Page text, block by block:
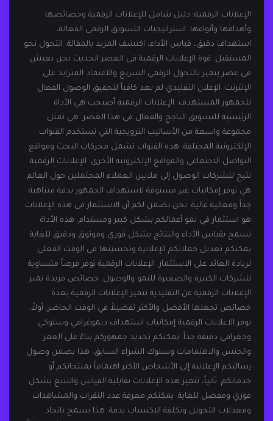
الإعلانات الرقمية: دليل شامل للإعلانات الرقمية وخصائصها
وأهدافها وأنواعها. استراتيجيات التسويق الرقمي الفعالة،
استهداف دقيق، قياس الأداء، اكتشف المزيد بالمقالة. التحول نحو
المستقبل: قوة الإعلانات الرقمية في العصر الحديث نحن نعيش
في عصر يتميز بالتحول الرقمي السريع والاعتماد المتزايد على
الإنترنت. الإعلان التقليدي لم يعد كافياً لتحقيق الوصول الفعال
للجمهور المستهدف. الإعلانات الرقمية أصبحت هي الأداة
الرئيسية للتسويق الناجح والفعال في هذا العصر. هي تمثل
مجموعة واسعة من الأساليب الترويجية التي تستخدم القنوات
الإلكترونية المختلفة. هذه القنوات تشمل محركات البحث ومواقع
التواصل الاجتماعي والمواقع الإلكترونية الأخرى. الإعلانات الرقمية
تتيح للشركات الوصول إلى ملايين العملاء المحتملين حول العالم.
هي توفر إمكانيات غير مسبوقة لاستهداف الجمهور بدقة متناهية
جداً وفعالية عالية. نحن نضمن لكم أن الاستثمار في هذه الإعلانات
هو استثمار في نمو أعمالكم بشكل كبير ومستدام. هذه الأداة
تسمح بقياس الأداء والنتائج بشكل فوري وموثوق ودقيق للغاية.
يمكنكم تعديل حملاتكم الإعلانية وتحسينها في الوقت الفعلي
لزيادة العائد على الاستثمار. الإعلانات الرقمية توفر فرصاً متساوية
للشركات الكبيرة والصغيرة للنمو والوصول. خصائص فريدة تميز
الإعلانات الرقمية عن التقليدية تتميز الإعلانات الرقمية بعدة
خصائص تجعلها الأفضل والأكثر تفضيلاً في الوقت الحاضر. أولاً،
توفر الاعلانات الرقمية إمكانيات استهداف ديموغرافي وسلوكي
وجغرافي دقيقة جداً. يمكنكم تحديد جمهوركم بناءً على العمر
والجنس والاهتمامات وسلوك الشراء السابق. هذا يضمن وصول
رسالتكم الإعلانية إلى الأشخاص الأكثر اهتماماً بمنتجاتكم أو
خدماتكم. ثانياً، تتميز هذه الإعلانات بقابلية القياس والتتبع بشكل
فوري ومفصل للغاية. يمكنكم معرفة عدد النقرات والمشاهدات
ومعدلات التحويل وتكلفة الاكتساب بدقة. هذا يسمح باتخاذ